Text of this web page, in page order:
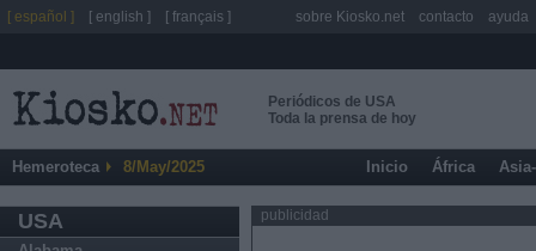
Periódicos de USA
Toda la prensa de hoy
Hemeroteca 8/May/2025 Inicio África
USA publicidad
[ español ] [ english ] [ français ] sobre Kiosko.net contacto ayuda